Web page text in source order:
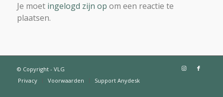
Je moet ingelogd zijn op om een reactie te
plaatsen.
© Copyright - VLG
Privacy
Voorwaarden Support Anydesk